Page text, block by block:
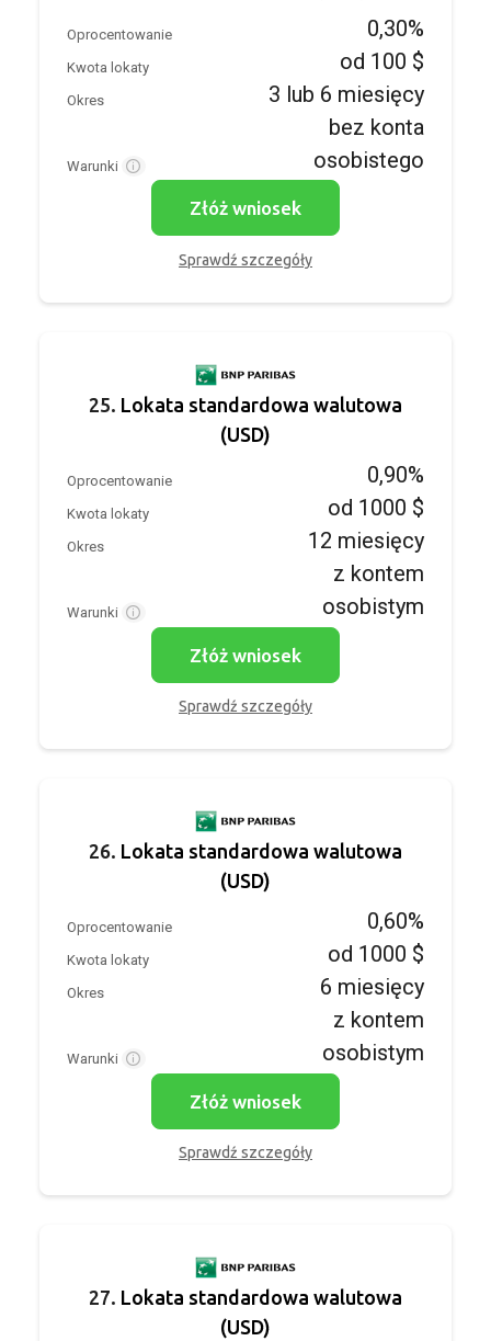
Oprocentowanie 0,30%
Kwota lokaty od 100 $
Okres 3 lub 6 miesięcy
Warunki
bez konta
osobistego
Złóż wniosek
Sprawdź szczegóły
25. Lokata standardowa walutowa
(USD)
Oprocentowanie 0,90%
Kwota lokaty od 1000 $
Okres 12 miesięcy
Warunki
z kontem
osobistym
Złóż wniosek
Sprawdź szczegóły
26. Lokata standardowa walutowa
(USD)
Oprocentowanie 0,60%
Kwota lokaty od 1000 $
Okres 6 miesięcy
Warunki
z kontem
osobistym
Złóż wniosek
Sprawdź szczegóły
27. Lokata standardowa walutowa
(USD)